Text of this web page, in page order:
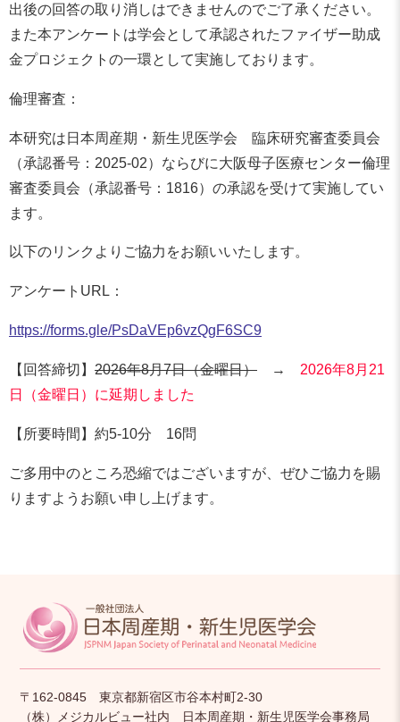
出後の回答の取り消しはできませんのでご了承ください。
また本アンケートは学会として承認されたファイザー助成
金プロジェクトの一環として実施しております。
倫理審査：
本研究は日本周産期・新生児医学会 臨床研究審査委員会
（承認番号：2025-02）ならびに大阪母子医療センター倫理
審査委員会（承認番号：1816）の承認を受けて実施してい
ます。
以下のリンクよりご協力をお願いいたします。
アンケートURL：
https://forms.gle/PsDaVEp6vzQgF6SC9
【回答締切】 2026年8月7日（金曜日） → 2026年8月21
日（金曜日）に延期しました
【所要時間】約5-10分 16問
ご多用中のところ恐縮ではございますが、ぜひご協力を賜
りますようお願い申し上げます。
〒162-0845 東京都新宿区市谷本村町2-30
（株）メジカルビュー社内 日本周産期・新生児医学会事務局